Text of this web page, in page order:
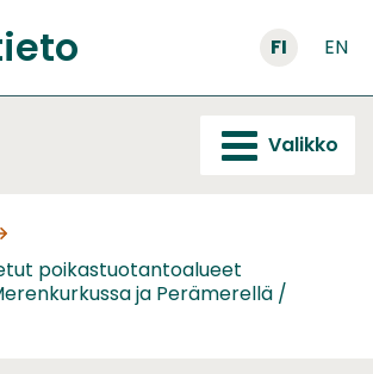
FI EN
Valikko
poikastuotantoalueet
ja Perämerellä /